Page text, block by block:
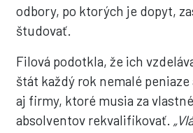
odbory, po ktorých je dopyt,
študovať.
Filová podotkla, že ich
štát každý rok nemalé peniaze
aj firmy, ktoré musia za
absolventov rekvalifikovať.